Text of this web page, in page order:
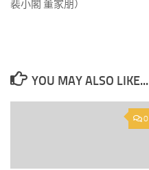
裴小閣 董家朋）
YOU MAY ALSO LIKE...
0